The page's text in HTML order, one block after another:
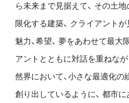
ら未来まで見据えて、 その土地
限化する建築、 クライアント
魅力、希望、 夢をあわせて最大
アントとともに対話を重ねなが
然界において、小さな最適化の
創り出しているように、 都市に